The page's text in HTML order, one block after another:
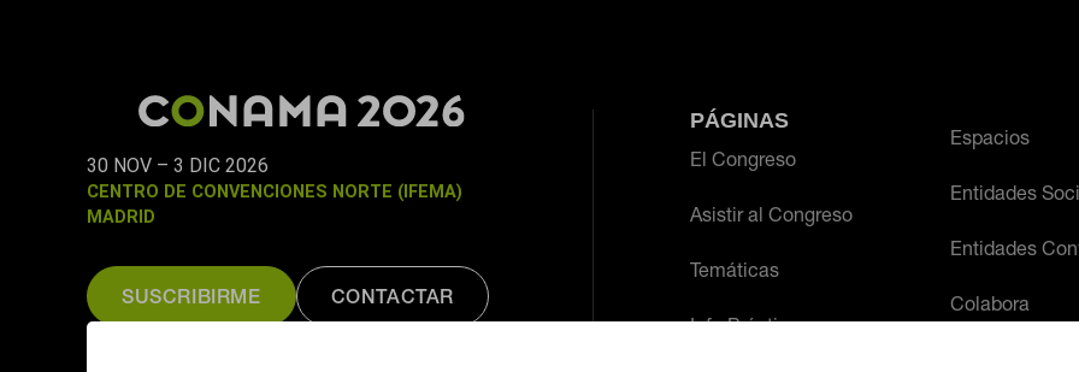
30 NOV – 3 DIC 2026
CENTRO DE CONVENCIONES NORTE (IFEMA)
MADRID
SUSCRIBIRME CONTACTAR
PÁGINAS
El Congreso
Asistir al Congreso
Temáticas
Info Práctica
Espacios
Entidades
Entidades
Colabora